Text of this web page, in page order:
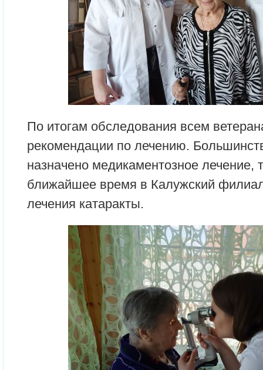
По итогам обследования всем
рекомендации по лечению.
назначено медикаментозное лечение,
ближайшее время в Калужский филиал
лечения катаракты.